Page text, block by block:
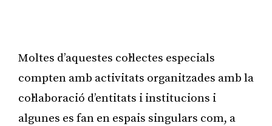
Moltes d’aquestes col·lectes especials
compten amb activitats organitzades amb la
col·laboració d’entitats i institucions i
algunes es fan en espais singulars com, a